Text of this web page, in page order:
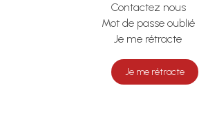
Contactez nous
Mot de passe oublié
Je me rétracte
Je me rétracte